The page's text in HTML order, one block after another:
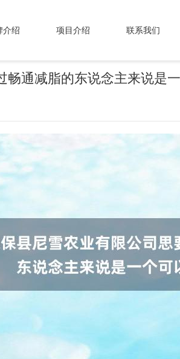
介绍 项目介绍 联系我们
通减脂的东说念主来说是